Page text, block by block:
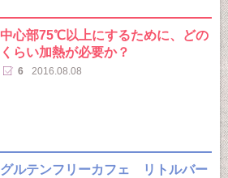
中心部75℃以上にするために、どの
くらい加熱が必要か？
6 2016.08.08
グルテンフリーカフェ リトルバー